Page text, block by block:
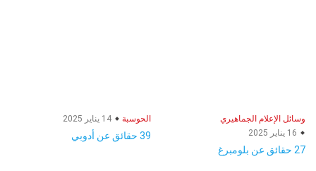
وسائل الإعلام الجماهيري
27 حقائق عن بلومبرغ
الحوسبة
39 حقائق عن أدوبي